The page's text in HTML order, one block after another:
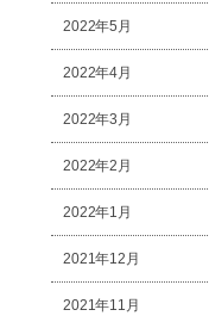
2022年5月
2022年4月
2022年3月
2022年2月
2022年1月
2021年12月
2021年11月